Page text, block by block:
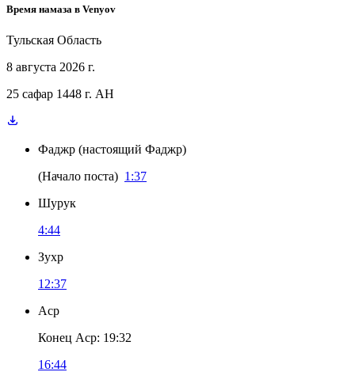
Время намаза в Venyov
Тульская Область
8 августа 2026 г.
25 сафар 1448 г. AH
Фаджр (настоящий Фаджр)
(Начало поста) 1:37
Шурук
4:44
Зухр
12:37
Аср
Конец Аср: 19:32
16:44